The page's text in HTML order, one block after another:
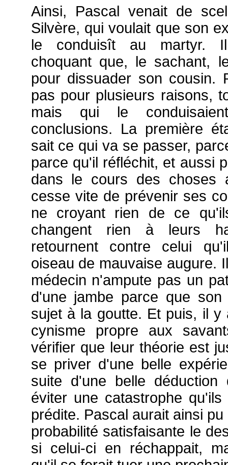
Ainsi, Pascal venait de
Silvère, qui voulait que son
le conduisît au martyr.
choquant que, le sachant,
pour dissuader son cousin.
pas pour plusieurs raisons,
mais qui le
conclusions. La première
sait ce qui va se passer,
parce qu'il réfléchit, et aussi
dans le cours des choses
cesse vite de prévenir ses
ne croyant rien de ce
changent rien à leurs
retournent contre celui
oiseau de mauvaise augure.
médecin n'ampute pas un
d'une jambe parce que son
sujet à la goutte. Et puis, il y
cynisme propre aux
vérifier que leur théorie est
se priver d'une belle
suite d'une belle
éviter une catastrophe qu'ils
prédite. Pascal aurait ainsi
probabilité satisfaisante le
si celui-ci en réchappait,